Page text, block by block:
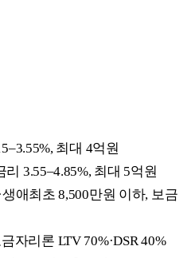
최대 4억원
3.55–4.85%, 최대 5억원
애최초 8,500만원 이하, 보금
자리론 LTV 70%·DSR 40%